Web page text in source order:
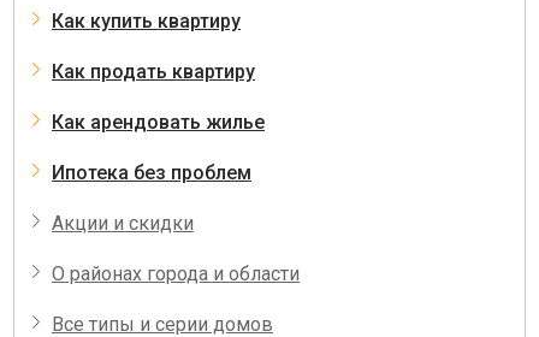
Как купить квартиру
Как продать квартиру
Как арендовать жилье
Ипотека без проблем
Акции и скидки
О районах города и области
Все типы и серии домов